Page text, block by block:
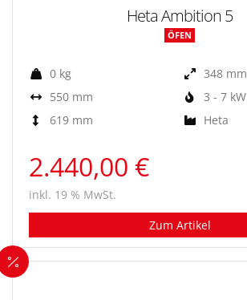
Heta Ambition 5
ÖFEN
0 kg
550 mm
619 mm
348 mm
3 - 7 kW
Heta
2.440,00 €
inkl. 19 % MwSt.
Zum Artikel